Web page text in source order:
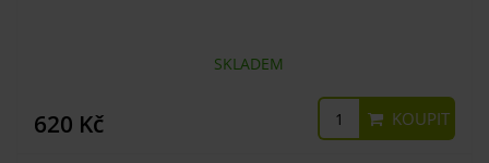
SKLADEM
620 Kč KOUPIT